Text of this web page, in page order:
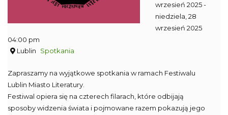
wrzesień 2025-
niedziela, 28
wrzesień 2025
04:00 pm
Lublin
Spotkania
Zapraszamy na wyjątkowe spotkania w ramach Festiwalu
Lublin Miasto Literatury.
Festiwal opiera się na czterech filarach, które odbijają
sposoby widzenia świata i pojmowane razem pokazują jego